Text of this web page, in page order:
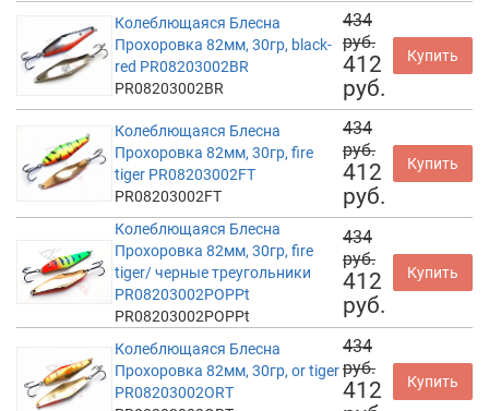
Колеблющаяся Блесна
Прохоровка 82мм, 30гр, black-
red PR08203002BR
PR08203002BR
434
руб.
412
руб.
Купить
Колеблющаяся Блесна
Прохоровка 82мм, 30гр, fire
tiger PR08203002FT
PR08203002FT
434
руб.
412
руб.
Купить
Колеблющаяся Блесна
Прохоровка 82мм, 30гр, fire
tiger/ черные треугольники
PR08203002POPPt
PR08203002POPPt
434
руб.
412
руб.
Купить
Колеблющаяся Блесна
Прохоровка 82мм, 30гр, or tiger
PR08203002ORT
434
руб.
412
Купить